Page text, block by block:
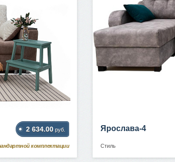
2 634.00 руб.
комплектации
Ярослава-4
Стиль